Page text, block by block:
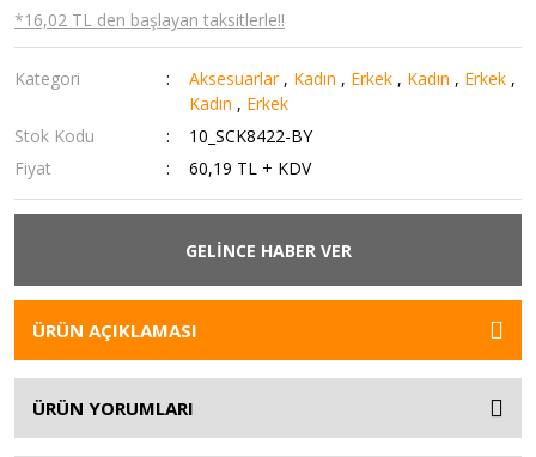
*16,02 TL den başlayan taksitlerle!!
Kategori Aksesuarlar , Kadın , Erkek , Kadın , Erkek ,
Kadın , Erkek
Stok Kodu
10_SCK8422-BY
Fiyat
60,19 TL + KDV
GELİNCE HABER VER
ÜRÜN AÇIKLAMASI
ÜRÜN YORUMLARI